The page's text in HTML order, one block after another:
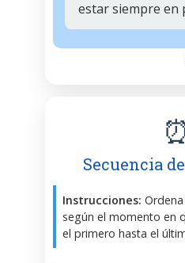
estar siempre en
⏰
Secuencia
Instrucciones:
según el momento en
el primero hasta el